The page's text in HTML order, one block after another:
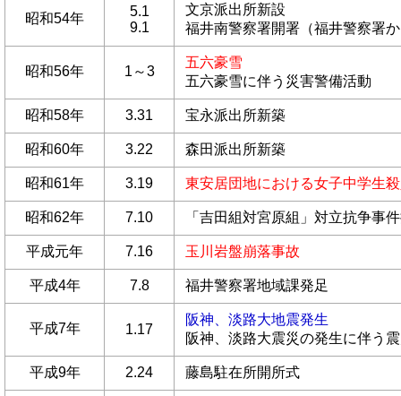
昭和54年
5.1
9.1
文京派出所新設
福井南警察署開署（福井警察署
昭和56年 1～3
五六豪雪
五六豪雪に伴う災害警備活動
昭和58年 3.31 宝永派出所新築
昭和60年 3.22 森田派出所新築
昭和61年 3.19 東安居団地における女子中学生
昭和62年 7.10 「吉田組対宮原組」対立抗争事
平成元年 7.16 玉川岩盤崩落事故
平成4年 7.8 福井警察署地域課発足
平成7年 1.17
阪神、淡路大地震発生
阪神、淡路大震災の発生に伴う
平成9年 2.24 藤島駐在所開所式